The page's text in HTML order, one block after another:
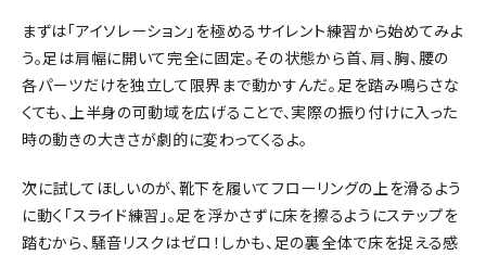
まずは「アイソレーション」を極めるサイレント練習から始めてみよ
う。足は肩幅に開いて完全に固定。その状態から首、肩、胸、腰の
各パーツだけを独立して限界まで動かすんだ。足を踏み鳴らさな
くても、上半身の可動域を広げることで、実際の振り付けに入った
時の動きの大きさが劇的に変わってくるよ。
次に試してほしいのが、靴下を履いてフローリングの上を滑るよう
に動く「スライド練習」。足を浮かさずに床を擦るようにステップを
踏むから、騒音リスクはゼロ！しかも、足の裏全体で床を捉える感